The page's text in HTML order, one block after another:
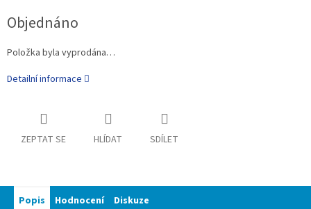
Objednáno
Položka byla vyprodána…
Detailní informace
ZEPTAT SE HLÍDAT SDÍLET
Popis Hodnocení Diskuze